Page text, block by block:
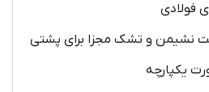
فولادی
و تشک مجزا برای پشتی
یکپارچه